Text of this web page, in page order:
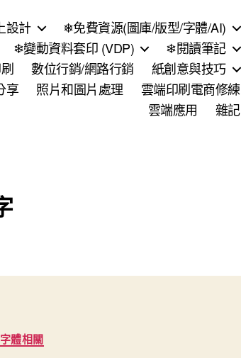
設計
❄免費資源(圖庫/版型/字體/AI)
❄變動資料套印 (VDP)
❄閱讀筆記
數位行銷/網路行銷
紙創意與技巧
享 照片和圖片處理
雲端印刷電商修練
雲端應用
雜記
字體相關